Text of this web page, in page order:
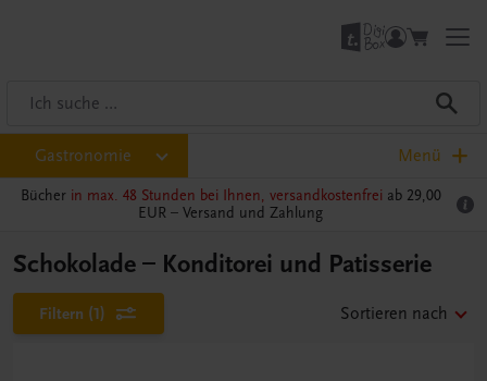
Gastronomie Menü
Bücher in max. 48 Stunden bei Ihnen, versandkostenfrei ab 29,00
EUR – Versand und Zahlung
Schokolade – Konditorei und Patisserie
Filtern (1) Sortieren nach